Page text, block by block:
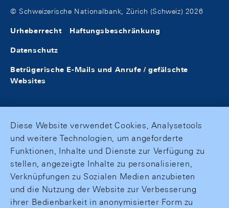
© Schweizerische Nationalbank, Zürich (Schweiz) 2026
Urheberrecht Haftungsbeschränkung
Datenschutz
Betrügerische E-Mails und Anrufe / gefälschte
Websites
Diese Website verwendet Cookies, Analysetools
und weitere Technologien, um angeforderte
Funktionen, Inhalte und Dienste zur Verfügung zu
stellen, angezeigte Inhalte zu personalisieren,
Verknüpfungen zu Sozialen Medien anzubieten
und die Nutzung der Website zur Verbesserung
ihrer Bedienbarkeit in anonymisierter Form zu